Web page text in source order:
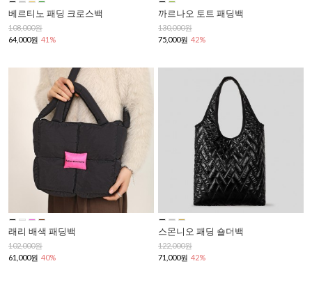
베르티노 패딩 크로스백
108,000원
64,000원 41%
까르나오 토트 패딩백
130,000원
75,000원 42%
래리 배색 패딩백
102,000원
61,000원 40%
스몬니오 패딩 숄더백
122,000원
71,000원 42%